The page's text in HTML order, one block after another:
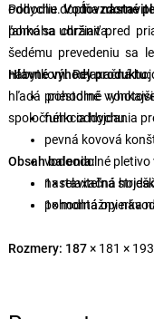
oddychu.Vodovzdorné
ľahko sa udržiava.
Pohodlie dopĺňa
pomáha chrániť pred
šedému prevedeniu sa
nábytkom. Relaxačná
hľadá pohodlné
spoločného oddychu.
Hlavné výhody produktu:
priestorné
funkcia hojdania
pevná kovová
vodoodolné
nastaviteľná
pohodlná opierka
Obsah balenia:
1× relaxačná
1× montážny
Rozmery: 187× 181 ×